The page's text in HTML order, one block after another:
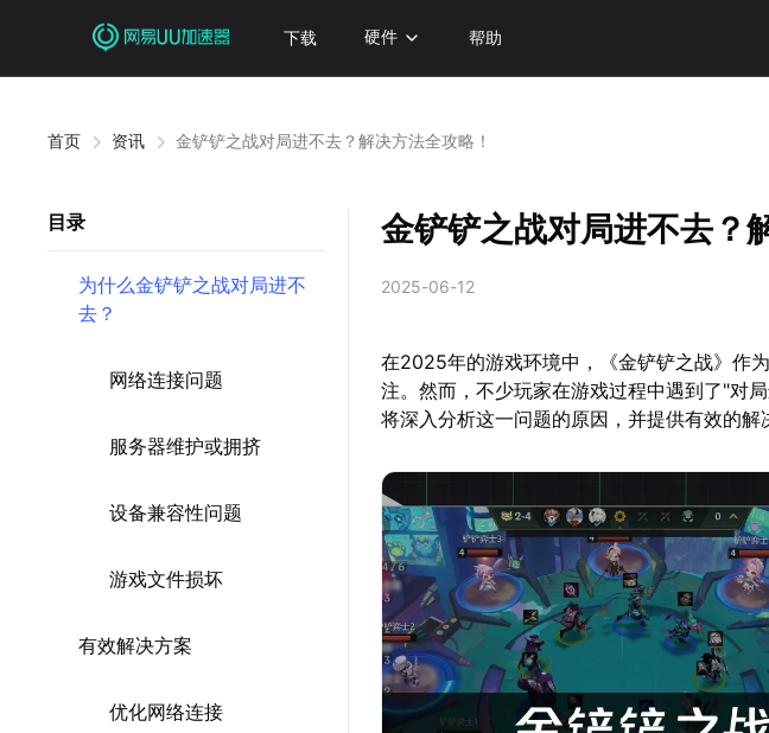
下载 硬件 帮助
首页 资讯 金铲铲之战对局进不去？解决方法全攻略！
目录
为什么金铲铲之战对局进不
去？
网络连接问题
服务器维护或拥挤
设备兼容性问题
游戏文件损坏
有效解决方案
优化网络连接
金铲铲之战对局进不去？
2025-06-12
在2025年的游戏环境中，《金铲铲之战》作
注。然而，不少玩家在游戏过程中遇到了"对
将深入分析这一问题的原因，并提供有效的解